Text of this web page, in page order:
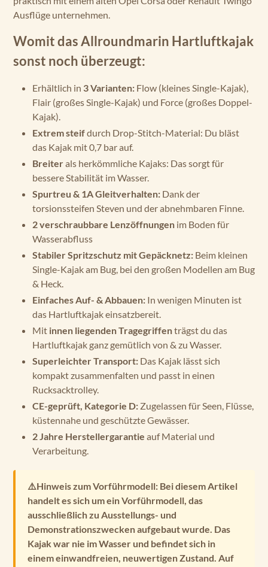
Ausflüge unternehmen.
Womit das Allroundmarin Hartluftkajak
sonst noch überzeugt:
Erhältlich in 3 Varianten: Flow (kleines Single-Kajak),
Flair (großes Single-Kajak) und Force (großes Doppel-
Kajak).
Extrem steifdurch Drop-Stitch-Material: Du bläst
das Kajak mit 0,7 bar auf.
Breiterals herkömmliche Kajaks: Das sorgt für
bessere Stabilität im Wasser.
Spurtreu & 1A Gleitverhalten: Dank der
torsionssteifen Steven und der abnehmbaren Finne.
2 verschraubbare Lenzöffnungen im Boden für
Wasserabfluss
Stabiler Spritzschutz mit Gepäcknetz: Beim kleinen
Single-Kajak am Bug, bei den großen Modellen am Bug
& Heck.
Einfaches Auf- & Abbauen: In wenigen Minuten ist
das Hartluftkajak einsatzbereit.
Mit innen liegenden Tragegriffenträgst du das
Hartluftkajak ganz gemütlich von & zu Wasser.
Superleichter Transport: Das Kajak lässt sich
kompakt zusammenfalten und passt in einen
Rucksacktrolley.
CE-geprüft, Kategorie D: Zugelassen für Seen, Flüsse,
küstennahe und geschützte Gewässer.
2 Jahre Herstellergarantie auf Material und
Verarbeitung.
⚠️Hinweis zum Vorführmodell: Bei diesem Artikel
handelt es sich um ein Vorführmodell, das
ausschließlich zu Ausstellungs- und
Demonstrationszwecken aufgebaut wurde. Das
Kajak war nie im Wasser und befindet sich in
einem einwandfreien, neuwertigen Zustand. Auf